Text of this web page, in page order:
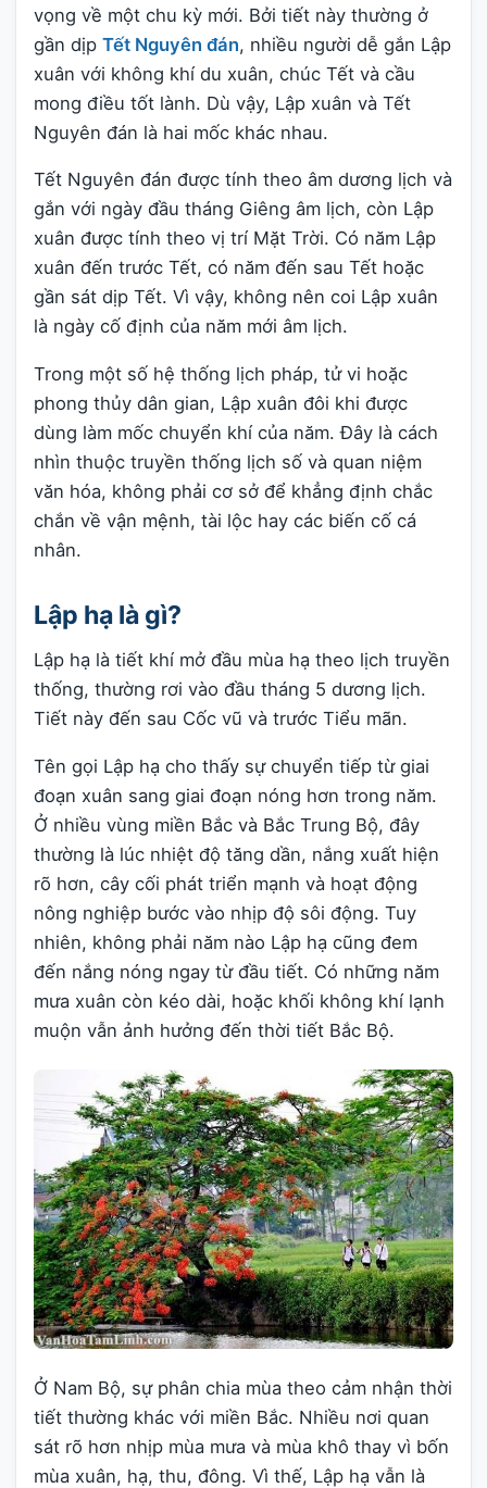
vọng về một chu kỳ mới. Bởi tiết này thường ở
gần dịp Tết Nguyên đán, nhiều người dễ gắn Lập
xuân với không khí du xuân, chúc Tết và cầu
mong điều tốt lành. Dù vậy, Lập xuân và Tết
Nguyên đán là hai mốc khác nhau.
Tết Nguyên đán được tính theo âm dương lịch và
gắn với ngày đầu tháng Giêng âm lịch, còn Lập
xuân được tính theo vị trí Mặt Trời. Có năm Lập
xuân đến trước Tết, có năm đến sau Tết hoặc
gần sát dịp Tết. Vì vậy, không nên coi Lập xuân
là ngày cố định của năm mới âm lịch.
Trong một số hệ thống lịch pháp, tử vi hoặc
phong thủy dân gian, Lập xuân đôi khi được
dùng làm mốc chuyển khí của năm. Đây là cách
nhìn thuộc truyền thống lịch số và quan niệm
văn hóa, không phải cơ sở để khẳng định chắc
chắn về vận mệnh, tài lộc hay các biến cố cá
nhân.
Lập hạ là gì?
Lập hạ là tiết khí mở đầu mùa hạ theo lịch truyền
thống, thường rơi vào đầu tháng 5 dương lịch.
Tiết này đến sau Cốc vũ và trước Tiểu mãn.
Tên gọi Lập hạ cho thấy sự chuyển tiếp từ giai
đoạn xuân sang giai đoạn nóng hơn trong năm.
Ở nhiều vùng miền Bắc và Bắc Trung Bộ, đây
thường là lúc nhiệt độ tăng dần, nắng xuất hiện
rõ hơn, cây cối phát triển mạnh và hoạt động
nông nghiệp bước vào nhịp độ sôi động. Tuy
nhiên, không phải năm nào Lập hạ cũng đem
đến nắng nóng ngay từ đầu tiết. Có những năm
mưa xuân còn kéo dài, hoặc khối không khí lạnh
muộn vẫn ảnh hưởng đến thời tiết Bắc Bộ.
Ở Nam Bộ, sự phân chia mùa theo cảm nhận thời
tiết thường khác với miền Bắc. Nhiều nơi quan
sát rõ hơn nhịp mùa mưa và mùa khô thay vì bốn
mùa xuân, hạ, thu, đông. Vì thế, Lập hạ vẫn là